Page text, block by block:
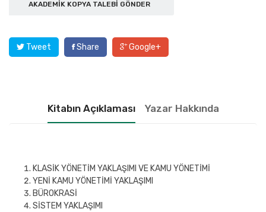
AKADEMIK KOPYA TALEBI GÖNDER
Tweet Share Google+
Kitabın Açıklaması Yazar Hakkında
KLASİK YÖNETİM YAKLAŞIMI VE KAMU YÖNETİMİ
YENİ KAMU YÖNETİMİ YAKLAŞIMI
BÜROKRASİ
SİSTEM YAKLAŞIMI